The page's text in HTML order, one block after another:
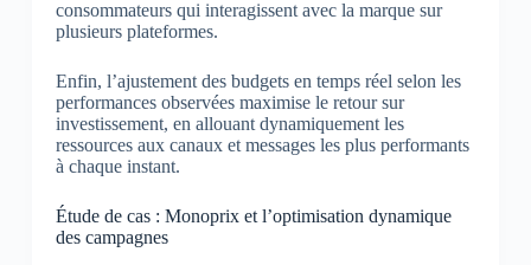
consommateurs qui interagissent avec la marque sur
plusieurs plateformes.
Enfin, l’ajustement des budgets en temps réel selon les
performances observées maximise le retour sur
investissement, en allouant dynamiquement les
ressources aux canaux et messages les plus performants
à chaque instant.
Étude de cas : Monoprix et l’optimisation dynamique
des campagnes